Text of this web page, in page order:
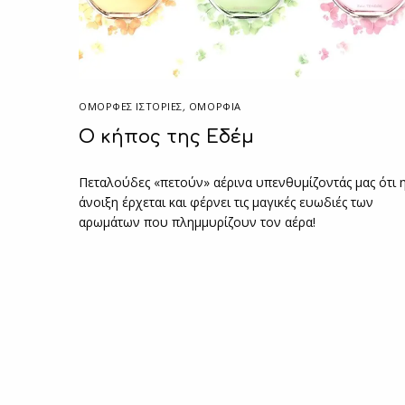
ΌΜΟΡΦΕΣ ΙΣΤΟΡΊΕΣ, ΟΜΟΡΦΙΑ
O κήπος της Εδέμ
Πεταλούδες «πετούν» αέρινα υπενθυμίζοντάς μας ότι
άνοιξη έρχεται και φέρνει τις μαγικές ευωδιές των
αρωμάτων που πλημμυρίζουν τον αέρα!